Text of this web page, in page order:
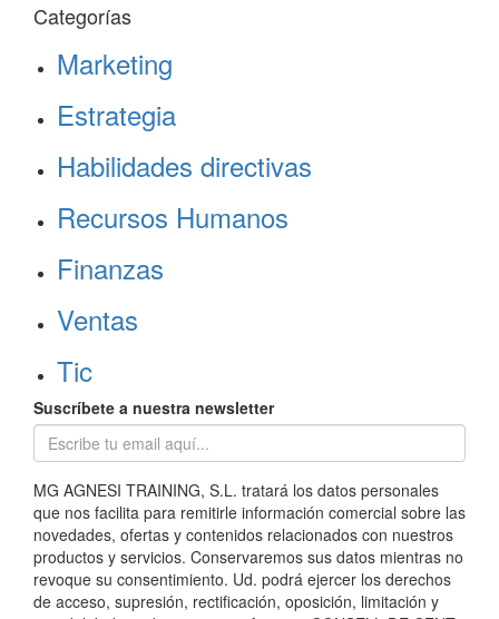
Categorías
Marketing
Estrategia
Habilidades directivas
Recursos Humanos
Finanzas
Ventas
Tic
Suscríbete a nuestra newsletter
MG AGNESI TRAINING, S.L. tratará los datos personales
que nos facilita para remitirle información comercial sobre las
novedades, ofertas y contenidos relacionados con nuestros
productos y servicios. Conservaremos sus datos mientras no
revoque su consentimiento. Ud. podrá ejercer los derechos
de acceso, supresión, rectificación, oposición, limitación y